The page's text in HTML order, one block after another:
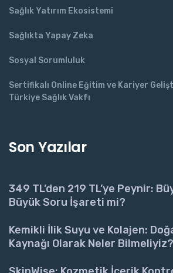
Sağlık Yatırım Ekosistemi
Sağlıkta Yapay Zeka
Sosyal Sorumluluk
Sertifikalı Online Eğitim ve Kariyer
Türkiye Sağlık Vakfı
Son Yazılar
349 TL’den 219 TL’ye Peynir:
Büyük Soru İşareti mi?
Kemikli İlik Suyu ve Kolajen:
Kaynağı Olarak Neler Bilmeliyiz?